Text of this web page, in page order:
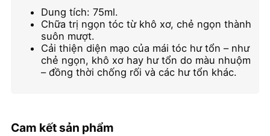
Mending
Infusion
lượng
Dung tích: 75ml.
Chữa trị ngọn tóc từ khô xơ, chẻ ngọn thành
suôn mượt.
Cải thiện diện mạo của mái tóc hư tổn – như
chẻ ngọn, khô xơ hay hư tổn do màu nhuộm
– đồng thời chống rối và các hư tổn khác.
Cam kết sản phẩm